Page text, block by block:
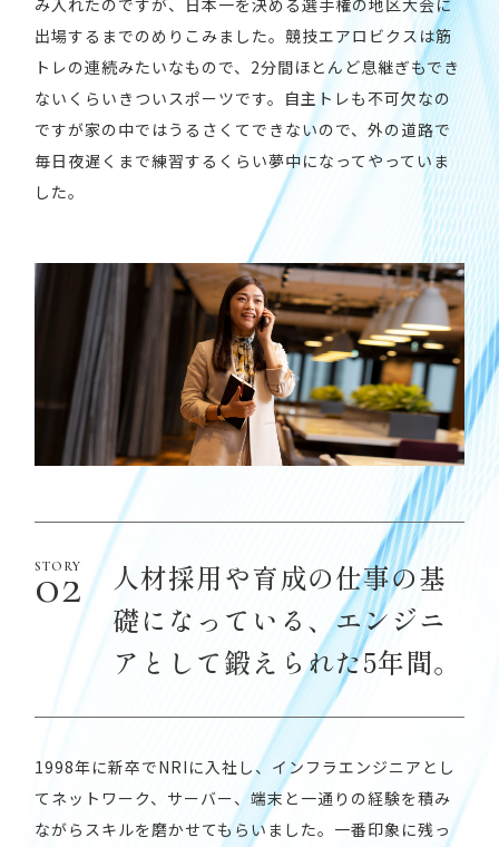
み入れたのですが、日本一を決める選手権の地区大会に
出場するまでのめりこみました。競技エアロビクスは筋
トレの連続みたいなもので、2分間ほとんど息継ぎもでき
ないくらいきついスポーツです。自主トレも不可欠なの
ですが家の中ではうるさくてできないので、外の道路で
毎日夜遅くまで練習するくらい夢中になってやっていま
した。
人材採用や育成の仕事の基
礎になっている、エンジニ
アとして鍛えられた5年間。
1998年に新卒でNRIに入社し、インフラエンジニアとし
てネットワーク、サーバー、端末と一通りの経験を積み
ながらスキルを磨かせてもらいました。一番印象に残っ